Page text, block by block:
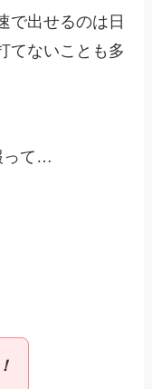
で出せるのは日
てないことも多
って…